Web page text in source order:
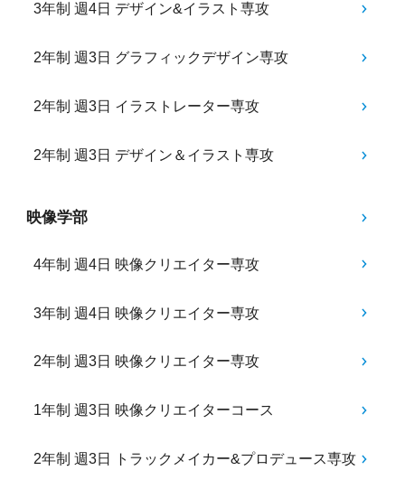
3年制 週4日 デザイン&イラスト専攻
2年制 週3日 グラフィックデザイン専攻
2年制 週3日 イラストレーター専攻
2年制 週3日 デザイン＆イラスト専攻
映像学部
4年制 週4日 映像クリエイター専攻
3年制 週4日 映像クリエイター専攻
2年制 週3日 映像クリエイター専攻
1年制 週3日 映像クリエイターコース
2年制 週3日 トラックメイカー&プロデュース専攻